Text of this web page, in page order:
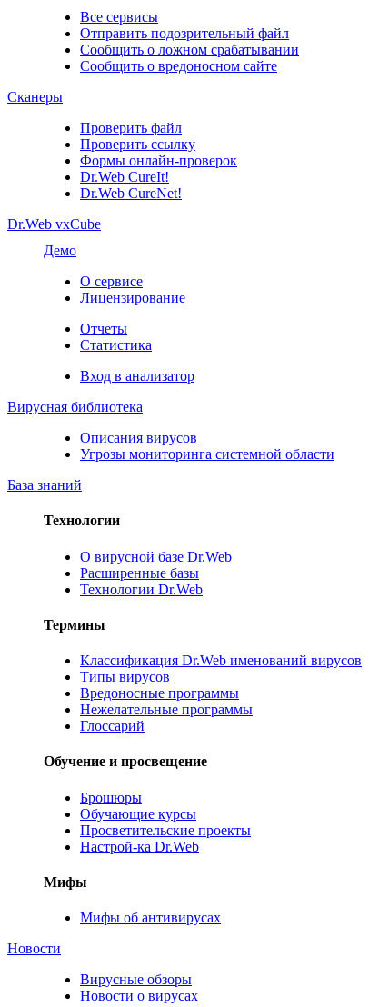
Все сервисы
Отправить подозрительный файл
Сообщить о ложном срабатывании
Сообщить о вредоносном сайте
Сканеры
Проверить файл
Проверить ссылку
Формы онлайн-проверок
Dr.Web CureIt!
Dr.Web CureNet!
Dr.Web vxCube
Демо
О сервисе
Лицензирование
Отчеты
Статистика
Вход в анализатор
Вирусная библиотека
Описания вирусов
Угрозы мониторинга системной области
База знаний
Технологии
О вирусной базе Dr.Web
Расширенные базы
Технологии Dr.Web
Термины
Классификация Dr.Web именований вирусов
Типы вирусов
Вредоносные программы
Нежелательные программы
Глоссарий
Обучение и просвещение
Брошюры
Обучающие курсы
Просветительские проекты
Настрой-ка Dr.Web
Мифы
Мифы об антивирусах
Новости
Вирусные обзоры
Новости о вирусах